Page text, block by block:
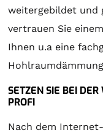
weitergebildet und
vertrauen Sie
Ihnen u.a eine
SETZEN SIE BEI
PROFI
Nach dem